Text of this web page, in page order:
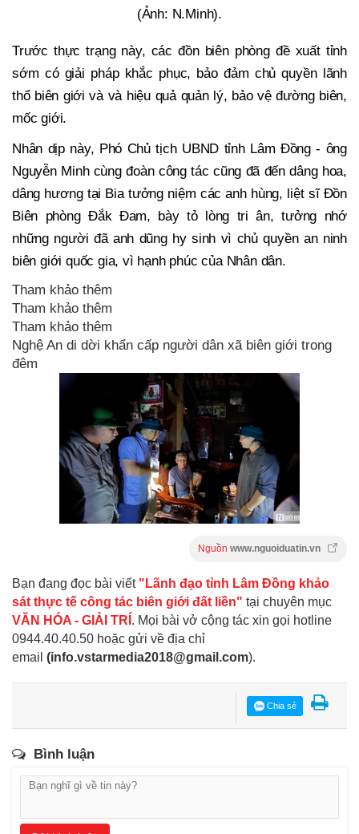
(Ảnh: N.Minh).
Trước thực trạng này, các đồn biên phòng đề xuất tỉnh
sớm có giải pháp khắc phục, bảo đảm chủ quyền lãnh
thổ biên giới và và hiệu quả quản lý, bảo vệ đường biên,
mốc giới.
Nhân dịp này, Phó Chủ tịch UBND tỉnh Lâm Đồng - ông
Nguyễn Minh cùng đoàn công tác cũng đã đến dâng hoa,
dâng hương tại Bia tưởng niệm các anh hùng, liệt sĩ Đồn
Biên phòng Đắk Đam, bày tỏ lòng tri ân, tưởng nhớ
những người đã anh dũng hy sinh vì chủ quyền an ninh
biên giới quốc gia, vì hạnh phúc của Nhân dân.
Tham khảo thêm
Tham khảo thêm
Tham khảo thêm
Nghệ An di dời khẩn cấp người dân xã biên giới trong
đêm
Nguồn www.nguoiduatin.vn
Bạn đang đọc bài viết "Lãnh đạo tỉnh Lâm Đồng khảo
sát thực tế công tác biên giới đất liền" tại chuyên mục
VĂN HÓA - GIẢI TRÍ . Mọi bài vở cộng tác xin gọi hotline
0944.40.40.50 hoặc gửi về địa chỉ
email (info.vstarmedia2018@gmail.com).
Chia sẻ
Bình luận